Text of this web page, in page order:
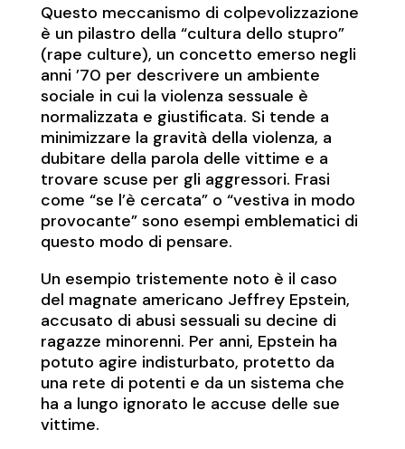
Questo meccanismo di colpevolizzazione
è un pilastro della “cultura dello stupro”
(rape culture), un concetto emerso negli
anni ’70 per descrivere un ambiente
sociale in cui la violenza sessuale è
normalizzata e giustificata. Si tende a
minimizzare la gravità della violenza, a
dubitare della parola delle vittime e a
trovare scuse per gli aggressori. Frasi
come “se l’è cercata” o “vestiva in modo
provocante” sono esempi emblematici di
questo modo di pensare.
Un esempio tristemente noto è il caso
del magnate americano Jeffrey Epstein,
accusato di abusi sessuali su decine di
ragazze minorenni. Per anni, Epstein ha
potuto agire indisturbato, protetto da
una rete di potenti e da un sistema che
ha a lungo ignorato le accuse delle sue
vittime.